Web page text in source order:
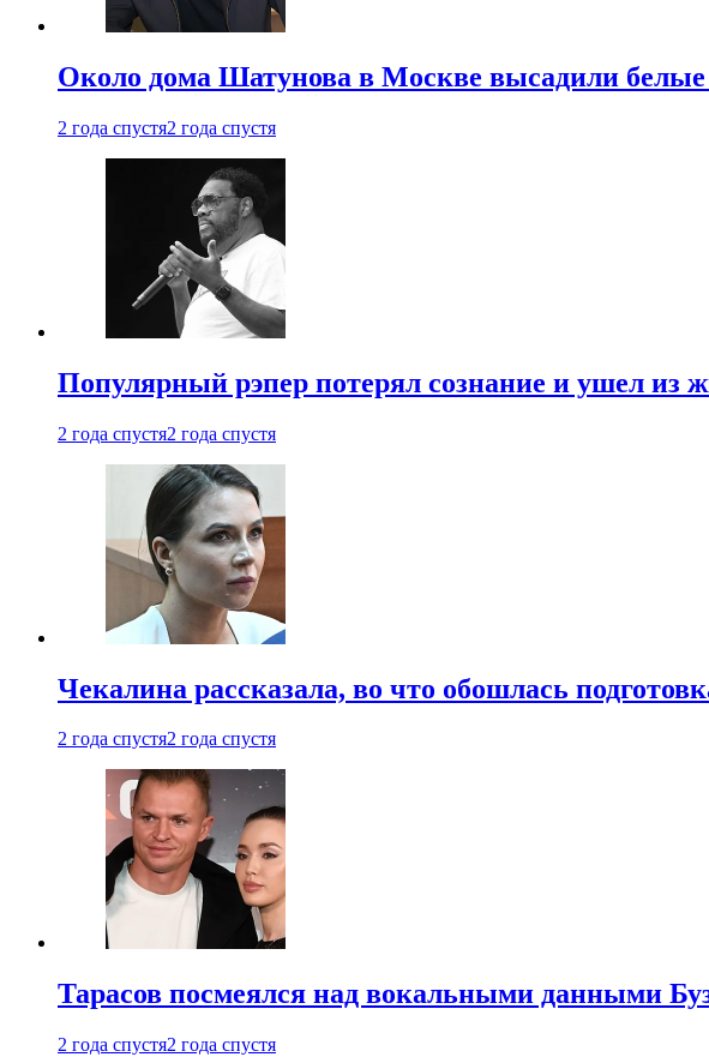
Около дома Шатунова в Москве высадили
2 года спустя2 года спустя
Популярный рэпер потерял сознание и ушел из
2 года спустя2 года спустя
Чекалина рассказала, во что обошлась
2 года спустя2 года спустя
Тарасов посмеялся над вокальными данными
2 года спустя2 года спустя